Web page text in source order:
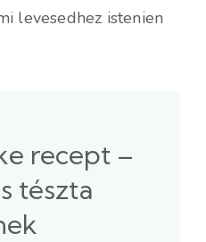
levesedhez istenien
recept –
tészta